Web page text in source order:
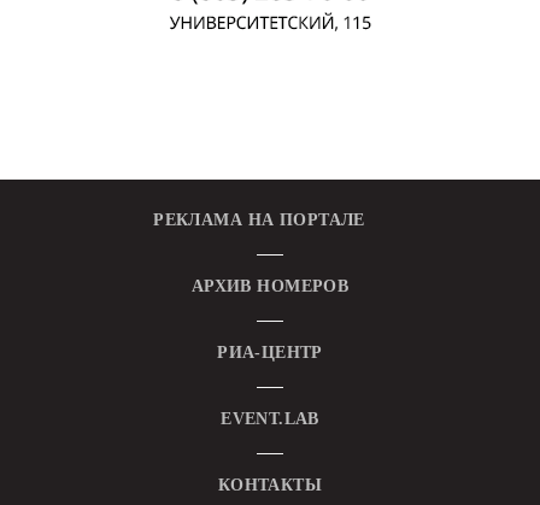
РЕКЛАМА НА ПОРТАЛЕ
АРХИВ НОМЕРОВ
РИА-ЦЕНТР
EVENT.LAB
КОНТАКТЫ